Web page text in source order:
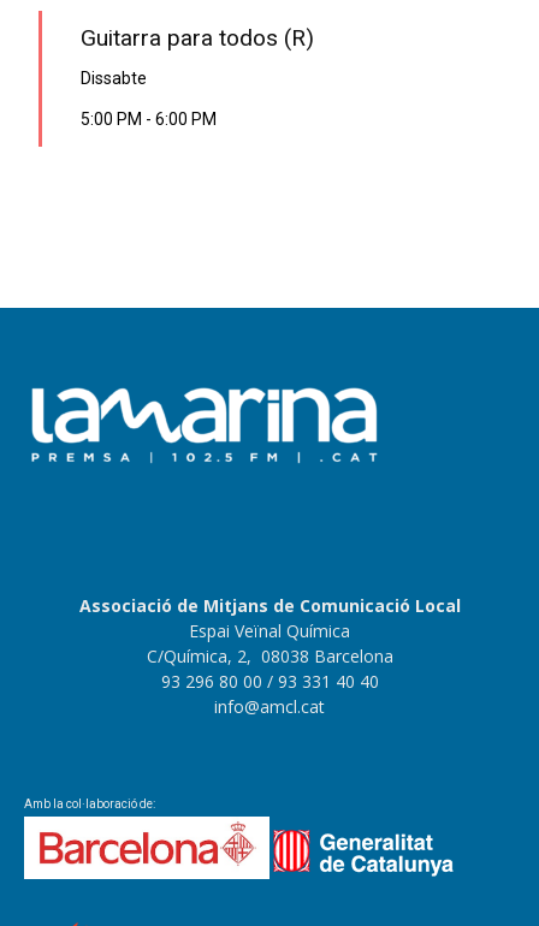
Guitarra para todos (R)
Dissabte
5:00 PM - 6:00 PM
Associació de Mitjans de Comunicació Local
Espai Veïnal Química
C/Química, 2, 08038 Barcelona
93 296 80 00 / 93 331 40 40
info@amcl.cat
Amb la col·laboració de: